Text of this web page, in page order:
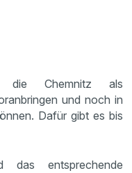
die Chemnitz als
und noch in
Dafür gibt es bis
das entsprechende